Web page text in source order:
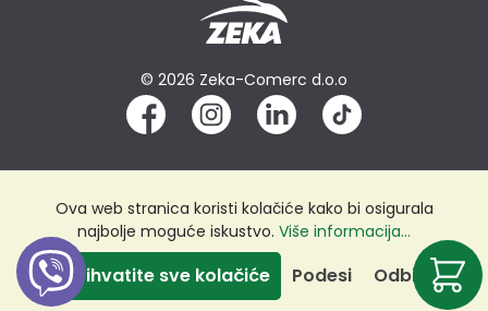
© 2026 Zeka-Comerc d.o.o
Ova web stranica koristi kolačiće kako bi osigurala
najbolje moguće iskustvo. Više informacija...
Odbij
Podesi
Prihvatite sve kolačiće